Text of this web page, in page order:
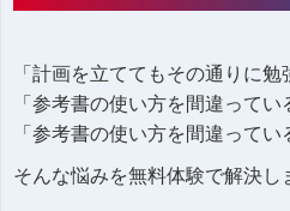
「計画を立ててもその通りに勉
「参考書の使い方を間違ってい
「参考書の使い方を間違ってい
そんな悩みを無料体験で解決し